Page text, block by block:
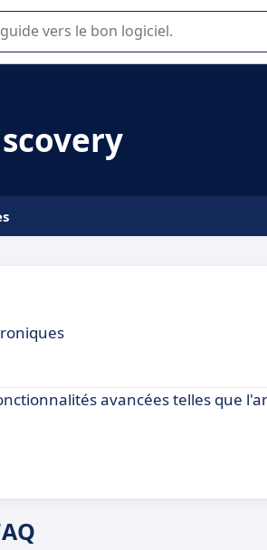
ou la sélection de logiciel SaaS en
avancées telles que